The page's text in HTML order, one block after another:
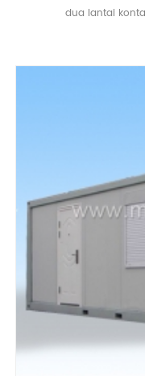
dua lantai